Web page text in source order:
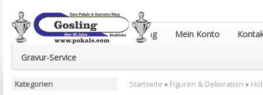
Euro-Pokale & Gravur-Shop Gosling Mein Konto
Gravur-Service
Startseite » Figuren & Dekoration »
Kategorien